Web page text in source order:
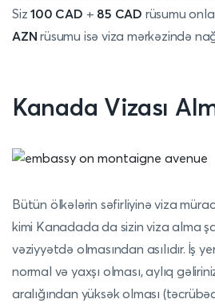
Siz 100 CAD + 85 CAD rüsumu
AZN rüsumu isə viza mərkəzində
Kanada Vizası
Bütün ölkələrin səfirliyinə viza
kimi Kanadada da sizin viza alma
vəziyyətdə olmasından asılıdır. İş
normal və yaxşı olması, aylıq
aralığından yüksək olması